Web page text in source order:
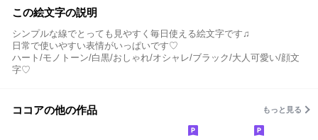
この絵文字の説明
シンプルな線でとっても見やすく毎日使える絵文字です♫
日常で使いやすい表情がいっぱいです♡
ハート/モノトーン/白黒/おしゃれ/オシャレ/ブラック/大人可愛い/顔文
字♡
ココアの他の作品 もっと見る